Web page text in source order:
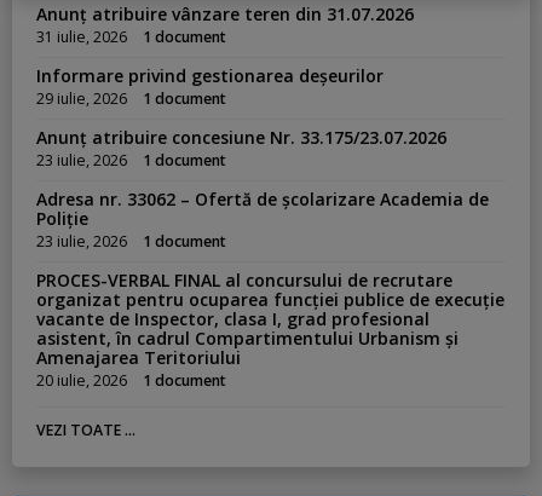
Anunț atribuire vânzare teren din 31.07.2026
31 iulie, 2026 1 document
Informare privind gestionarea deșeurilor
29 iulie, 2026 1 document
Anunț atribuire concesiune Nr. 33.175/23.07.2026
23 iulie, 2026 1 document
Adresa nr. 33062 – Ofertă de școlarizare Academia de
Poliție
23 iulie, 2026 1 document
PROCES-VERBAL FINAL al concursului de recrutare
organizat pentru ocuparea funcției publice de execuție
vacante de Inspector, clasa I, grad profesional
asistent, în cadrul Compartimentului Urbanism și
Amenajarea Teritoriului
20 iulie, 2026 1 document
VEZI TOATE ...